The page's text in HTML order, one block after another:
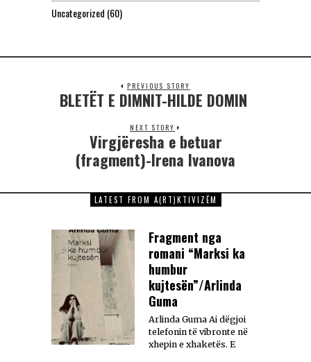
Uncategorized (60)
PREVIOUS STORY
BLETËT E DIMNIT-HILDE DOMIN
NEXT STORY
Virgjëresha e betuar
(fragment)-Irena Ivanova
LATEST FROM A(RT)KTIVIZËM
Fragment nga
romani “Marksi ka
humbur
kujtesën”/Arlinda
Guma
Arlinda Guma Ai dëgjoi
telefonin të vibronte në
xhepin e xhaketës. E